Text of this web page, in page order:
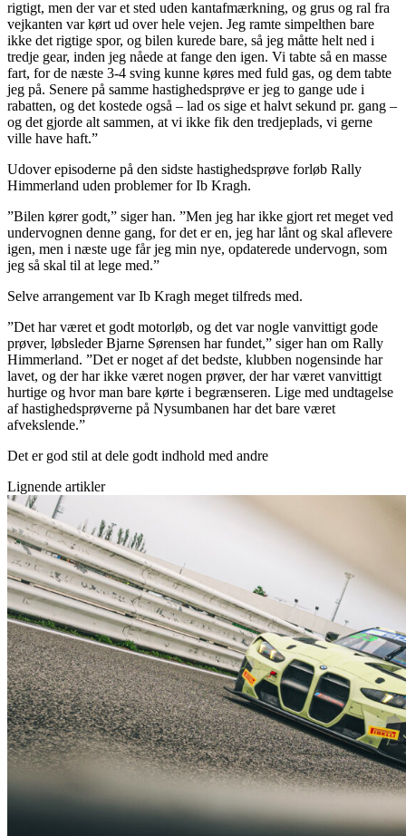
rigtigt, men der var et sted uden kantafmærkning, og grus og ral fra
vejkanten var kørt ud over hele vejen. Jeg ramte simpelthen bare
ikke det rigtige spor, og bilen kurede bare, så jeg måtte helt ned i
tredje gear, inden jeg nåede at fange den igen. Vi tabte så en masse
fart, for de næste 3-4 sving kunne køres med fuld gas, og dem tabte
jeg på. Senere på samme hastighedsprøve er jeg to gange ude i
rabatten, og det kostede også – lad os sige et halvt sekund pr. gang –
og det gjorde alt sammen, at vi ikke fik den tredjeplads, vi gerne
ville have haft.”
Udover episoderne på den sidste hastighedsprøve forløb Rally
Himmerland uden problemer for Ib Kragh.
”Bilen kører godt,” siger han. ”Men jeg har ikke gjort ret meget ved
undervognen denne gang, for det er en, jeg har lånt og skal aflevere
igen, men i næste uge får jeg min nye, opdaterede undervogn, som
jeg så skal til at lege med.”
Selve arrangement var Ib Kragh meget tilfreds med.
”Det har været et godt motorløb, og det var nogle vanvittigt gode
prøver, løbsleder Bjarne Sørensen har fundet,” siger han om Rally
Himmerland. ”Det er noget af det bedste, klubben nogensinde har
lavet, og der har ikke været nogen prøver, der har været vanvittigt
hurtige og hvor man bare kørte i begrænseren. Lige med undtagelse
af hastighedsprøverne på Nysumbanen har det bare været
afvekslende.”
Det er god stil at dele godt indhold med andre
Lignende artikler